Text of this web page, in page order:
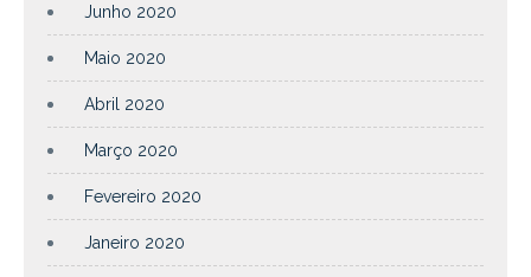
Junho 2020
Maio 2020
Abril 2020
Março 2020
Fevereiro 2020
Janeiro 2020